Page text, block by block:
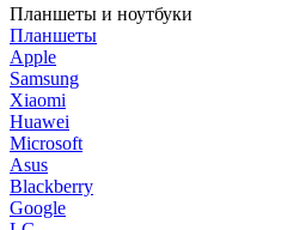
Планшеты и ноутбуки
Планшеты
Apple
Samsung
Xiaomi
Huawei
Microsoft
Asus
Blackberry
Google